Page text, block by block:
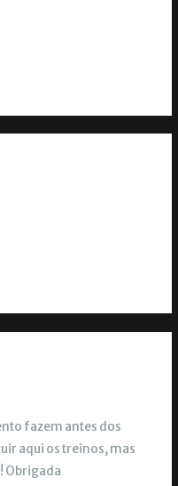
fazem antes dos
aqui os treinos, mas
Obrigada